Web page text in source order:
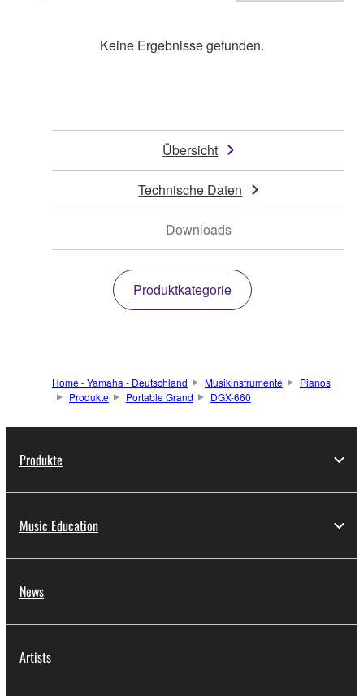
Keine Ergebnisse gefunden.
Übersicht
Technische Daten
Downloads
Produktkategorie
Home - Yamaha - Deutschland Musikinstrumente
Pianos
Produkte
Portable Grand DGX-660
Produkte
Music Education
News
Artists